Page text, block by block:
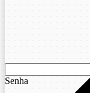
Senha